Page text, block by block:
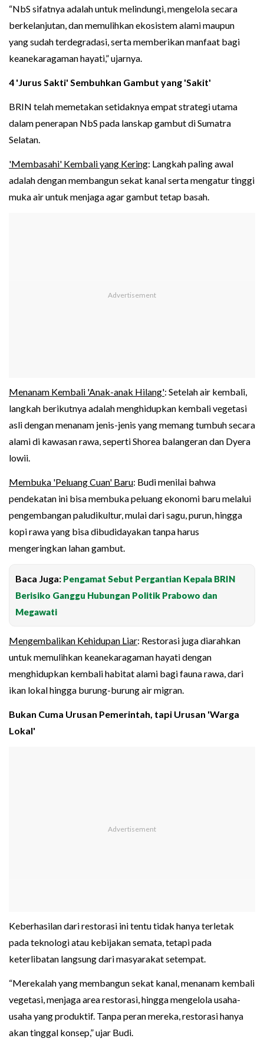
“NbS sifatnya adalah untuk melindungi, mengelola secara
berkelanjutan, dan memulihkan ekosistem alami maupun
yang sudah terdegradasi, serta memberikan manfaat bagi
keanekaragaman hayati,” ujarnya.
4 'Jurus Sakti' Sembuhkan Gambut yang 'Sakit'
BRIN telah memetakan setidaknya empat strategi utama
dalam penerapan NbS pada lanskap gambut di Sumatra
Selatan.
'Membasahi' Kembali yang Kering: Langkah paling awal
adalah dengan membangun sekat kanal serta mengatur tinggi
muka air untuk menjaga agar gambut tetap basah.
Menanam Kembali 'Anak-anak Hilang': Setelah air kembali,
langkah berikutnya adalah menghidupkan kembali vegetasi
asli dengan menanam jenis-jenis yang memang tumbuh secara
alami di kawasan rawa, seperti Shorea balangeran dan Dyera
lowii.
Membuka 'Peluang Cuan' Baru: Budi menilai bahwa
pendekatan ini bisa membuka peluang ekonomi baru melalui
pengembangan paludikultur, mulai dari sagu, purun, hingga
kopi rawa yang bisa dibudidayakan tanpa harus
mengeringkan lahan gambut.
Baca Juga: Pengamat Sebut Pergantian Kepala BRIN
Berisiko Ganggu Hubungan Politik Prabowo dan
Megawati
Mengembalikan Kehidupan Liar: Restorasi juga diarahkan
untuk memulihkan keanekaragaman hayati dengan
menghidupkan kembali habitat alami bagi fauna rawa, dari
ikan lokal hingga burung-burung air migran.
Bukan Cuma Urusan Pemerintah, tapi Urusan 'Warga
Lokal'
Keberhasilan dari restorasi ini tentu tidak hanya terletak
pada teknologi atau kebijakan semata, tetapi pada
keterlibatan langsung dari masyarakat setempat.
“Merekalah yang membangun sekat kanal, menanam kembali
vegetasi, menjaga area restorasi, hingga mengelola usaha-
usaha yang produktif. Tanpa peran mereka, restorasi hanya
akan tinggal konsep,” ujar Budi.